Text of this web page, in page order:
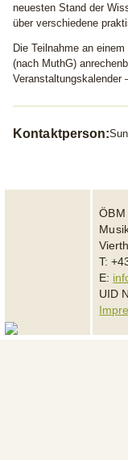
neuesten Stand der
über verschiedene
Die Teilnahme an
(nach MuthG)
Veranstaltungskalender
Kontaktperson:
T:
E:
UID